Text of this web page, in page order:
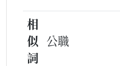
相
似
詞
公職